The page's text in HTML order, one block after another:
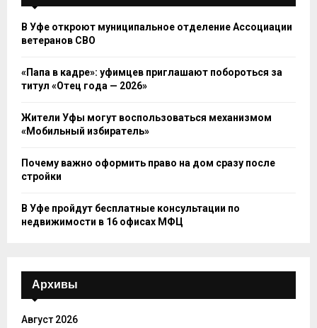
В Уфе откроют муниципальное отделение Ассоциации
ветеранов СВО
«Папа в кадре»: уфимцев приглашают побороться за
титул «Отец года — 2026»
Жители Уфы могут воспользоваться механизмом
«Мобильный избиратель»
Почему важно оформить право на дом сразу после
стройки
В Уфе пройдут бесплатные консультации по
недвижимости в 16 офисах МФЦ
Архивы
Август 2026